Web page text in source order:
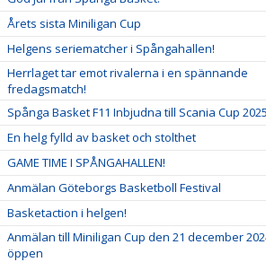
Årets sista Miniligan Cup
Helgens seriematcher i Spångahallen!
Herrlaget tar emot rivalerna i en spännande
fredagsmatch!
Spånga Basket F11 Inbjudna till Scania Cup
En helg fylld av basket och stolthet
GAME TIME I SPÅNGAHALLEN!
Anmälan Göteborgs Basketboll Festival
Basketaction i helgen!
Anmälan till Miniligan Cup den 21 december
öppen